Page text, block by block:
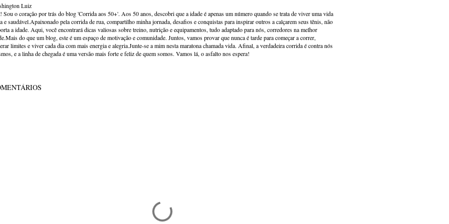
Luiz
Sou o coração por trás do blog 'Corrida aos 50+'. Aos 50 anos, descobri que a idade é apenas um número quando se trata de viver uma vida
e saudável.Apaixonado pela corrida de rua, compartilho minha jornada, desafios e conquistas para inspirar outros a calçarem seus tênis, não
a idade. Aqui, você encontrará dicas valiosas sobre treino, nutrição e equipamentos, tudo adaptado para nós, corredores na melhor
do que um blog, este é um espaço de motivação e comunidade. Juntos, vamos provar que nunca é tarde para começar a correr,
limites e viver cada dia com mais energia e alegria.Junte-se a mim nesta maratona chamada vida. Afinal, a verdadeira corrida é contra nós
e a linha de chegada é uma versão mais forte e feliz de quem somos. Vamos lá, o asfalto nos espera!